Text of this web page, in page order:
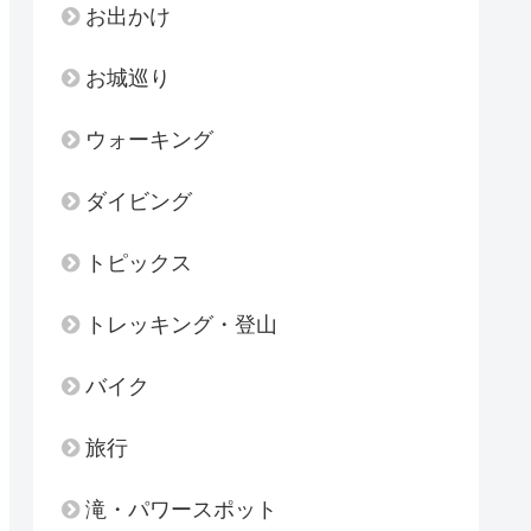
お出かけ
お城巡り
ウォーキング
ダイビング
トピックス
トレッキング・登山
バイク
旅行
滝・パワースポット